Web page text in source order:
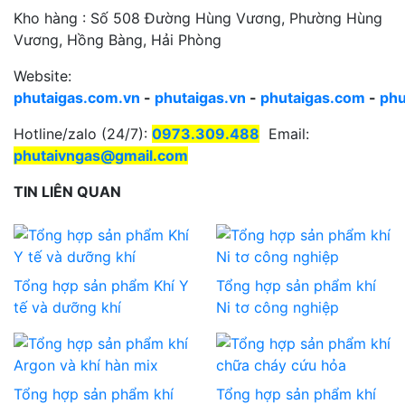
Kho hàng : Số 508 Đường Hùng Vương, Phường Hùng
Vương, Hồng Bàng, Hải Phòng
Website:
phutaigas.com.vn - phutaigas.vn - phutaigas.com -
Hotline/zalo (24/7): 0973.309.488 Email:
phutaivngas@gmail.com
TIN LIÊN QUAN
Tổng hợp sản phẩm Khí Y
tế và dưỡng khí
Tổng hợp sản phẩm khí
Ni tơ công nghiệp
Tổng hợp sản phẩm khí
Tổng hợp sản phẩm khí